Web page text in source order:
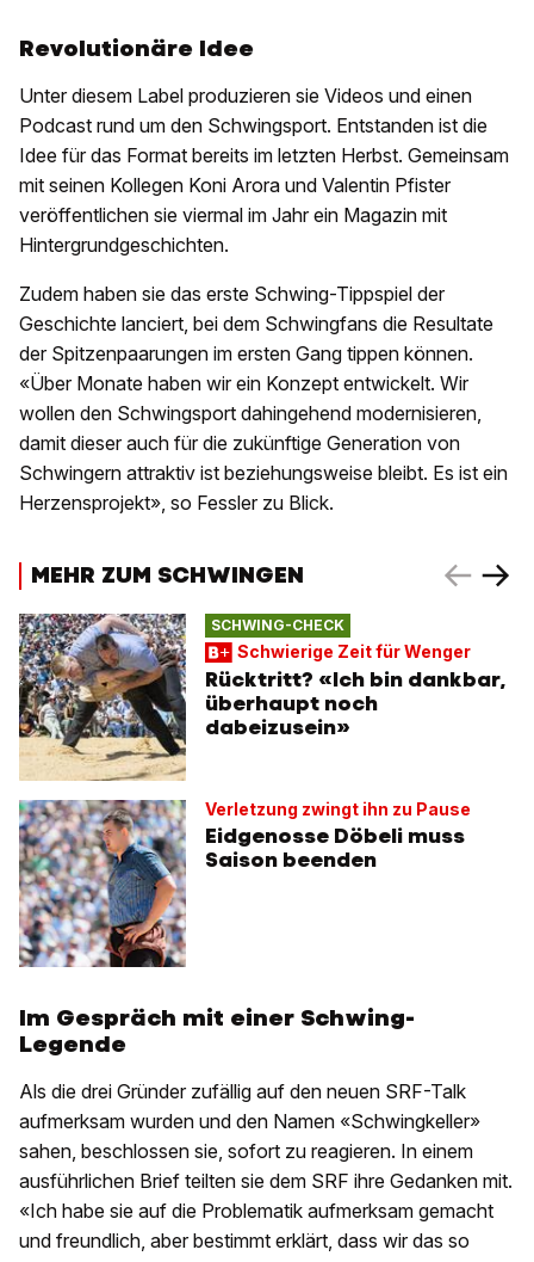
Revolutionäre Idee
Unter diesem Label produzieren sie Videos und einen
Podcast rund um den Schwingsport. Entstanden ist die
Idee für das Format bereits im letzten Herbst. Gemeinsam
mit seinen Kollegen Koni Arora und Valentin Pfister
veröffentlichen sie viermal im Jahr ein Magazin mit
Hintergrundgeschichten.
Zudem haben sie das erste Schwing-Tippspiel der
Geschichte lanciert, bei dem Schwingfans die Resultate
der Spitzenpaarungen im ersten Gang tippen können.
«Über Monate haben wir ein Konzept entwickelt. Wir
wollen den Schwingsport dahingehend modernisieren,
damit dieser auch für die zukünftige Generation von
Schwingern attraktiv ist beziehungsweise bleibt. Es ist ein
Herzensprojekt», so Fessler zu Blick.
MEHR ZUM SCHWINGEN
SCHWING-CHECK
Schwierige Zeit für Wenger
Rücktritt? «Ich bin dankbar,
überhaupt noch
dabeizusein»
Verletzung zwingt ihn zu Pause
Eidgenosse Döbeli muss
Saison beenden
Im Gespräch mit einer Schwing-
Legende
Als die drei Gründer zufällig auf den neuen SRF-Talk
aufmerksam wurden und den Namen «Schwingkeller»
sahen, beschlossen sie, sofort zu reagieren. In einem
ausführlichen Brief teilten sie dem SRF ihre Gedanken mit.
«Ich habe sie auf die Problematik aufmerksam gemacht
und freundlich, aber bestimmt erklärt, dass wir das so